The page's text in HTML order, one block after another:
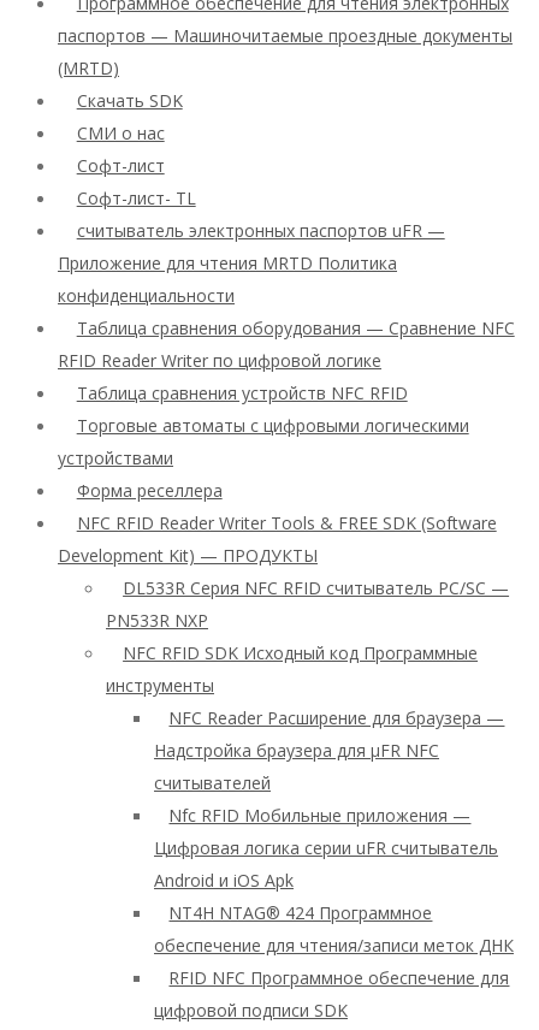
паспортов — Машиночитаемые проездные документы
(MRTD)
Скачать SDK
СМИ о нас
Софт-лист
Софт-лист- TL
считыватель электронных паспортов uFR —
Приложение для чтения MRTD Политика
конфиденциальности
Таблица сравнения оборудования — Сравнение NFC
RFID Reader Writer по цифровой логике
Таблица сравнения устройств NFC RFID
Торговые автоматы с цифровыми логическими
устройствами
Форма реселлера
NFC RFID Reader Writer Tools & FREE SDK (Software
Development Kit) — ПРОДУКТЫ
DL533R Серия NFC RFID считыватель PC/SC —
PN533R NXP
NFC RFID SDK Исходный код Программные
инструменты
NFC Reader Расширение для браузера —
Надстройка браузера для μFR NFC
считывателей
Nfc RFID Мобильные приложения —
Цифровая логика серии uFR считыватель
Android и iOS Apk
NT4H NTAG® 424 Программное
обеспечение для чтения/записи меток ДНК
RFID NFC Программное обеспечение для
цифровой подписи SDK